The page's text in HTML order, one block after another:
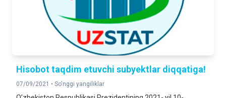
Hisobot taqdim etuvchi subyektlar diqqatiga!
07/09/2021 • So'nggi yangiliklar